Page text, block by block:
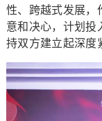
性、跨越式发展，
意和决心，计划投
持双方建立起深度